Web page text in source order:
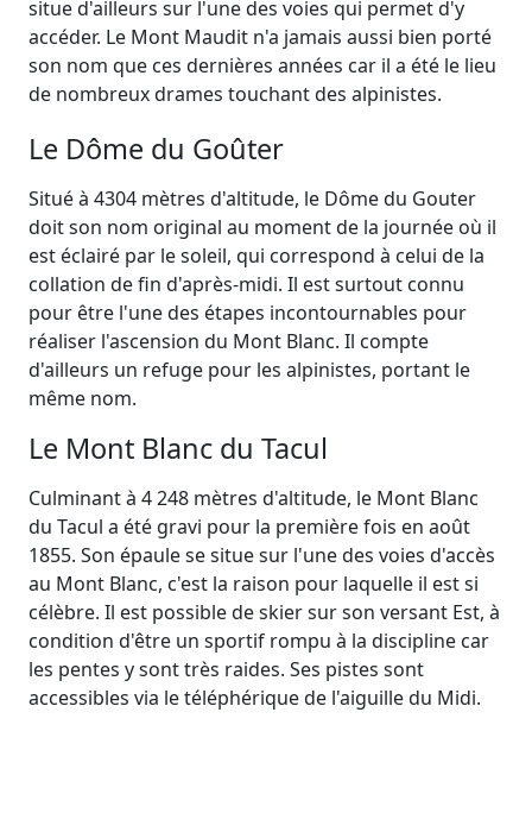
situe d'ailleurs sur l'une des voies qui permet d'y
accéder. Le Mont Maudit n'a jamais aussi bien porté
son nom que ces dernières années car il a été le lieu
de nombreux drames touchant des alpinistes.
Le Dôme du Goûter
Situé à 4304 mètres d'altitude, le Dôme du Gouter
doit son nom original au moment de la journée où il
est éclairé par le soleil, qui correspond à celui de la
collation de fin d'après-midi. Il est surtout connu
pour être l'une des étapes incontournables pour
réaliser l'ascension du Mont Blanc. Il compte
d'ailleurs un refuge pour les alpinistes, portant le
même nom.
Le Mont Blanc du Tacul
Culminant à 4 248 mètres d'altitude, le Mont Blanc
du Tacul a été gravi pour la première fois en août
1855. Son épaule se situe sur l'une des voies d'accès
au Mont Blanc, c'est la raison pour laquelle il est si
célèbre. Il est possible de skier sur son versant Est, à
condition d'être un sportif rompu à la discipline car
les pentes y sont très raides. Ses pistes sont
accessibles via le téléphérique de l'aiguille du Midi.